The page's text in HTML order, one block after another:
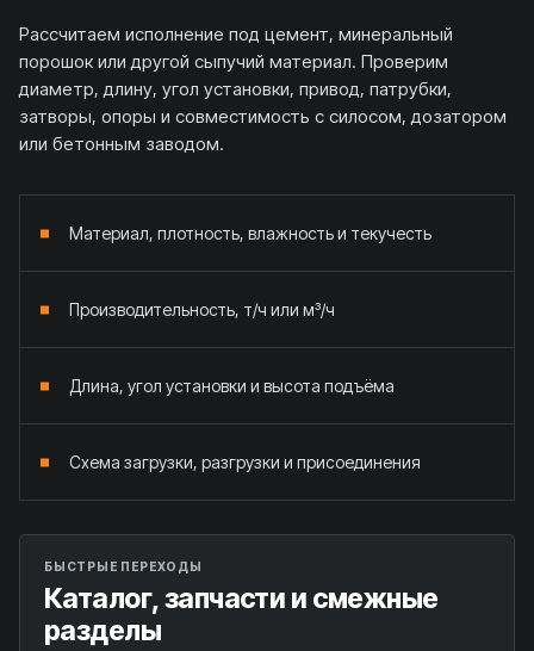
Рассчитаем исполнение под цемент, минеральный
порошок или другой сыпучий материал. Проверим
диаметр, длину, угол установки, привод, патрубки,
затворы, опоры и совместимость с силосом, дозатором
или бетонным заводом.
Материал, плотность, влажность и текучесть
Производительность, т/ч или м³/ч
Длина, угол установки и высота подъёма
Схема загрузки, разгрузки и присоединения
БЫСТРЫЕ ПЕРЕХОДЫ
Каталог, запчасти и смежные
разделы